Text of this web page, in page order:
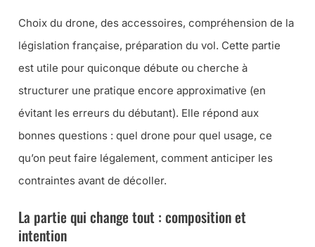
Choix du drone, des accessoires, compréhension de la
législation française, préparation du vol. Cette partie
est utile pour quiconque débute ou cherche à
structurer une pratique encore approximative (en
évitant les erreurs du débutant). Elle répond aux
bonnes questions : quel drone pour quel usage, ce
qu’on peut faire légalement, comment anticiper les
contraintes avant de décoller.
La partie qui change tout : composition et
intention